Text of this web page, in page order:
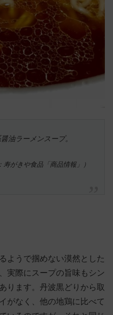
油ラーメンスープ。
寿がきや食品「商品情報」）
ようで掴めない漠然とした
実際にスープの旨味もシン
ります。丹波黒どりから取
がなく、他の地鶏に比べて